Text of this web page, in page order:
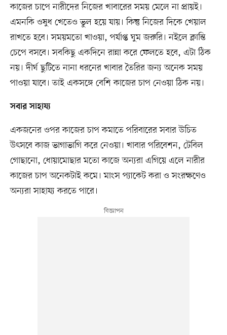
কাজের চাপে নারীদের নিজের খাবারের সময় মেলে না প্রায়ই।
এমনকি ওষুধ খেতেও ভুল হয়ে যায়। কিন্তু নিজের দিকে খেয়াল
রাখতে হবে। সময়মতো খাওয়া, পর্যাপ্ত ঘুম জরুরি। নইলে ক্লান্তি
চেপে বসবে। সবকিছু একদিনে রান্না করে ফেলতে হবে, এটা ঠিক
নয়। দীর্ঘ ছুটিতে নানা ধরনের খাবার তৈরির জন্য অনেক সময়
পাওয়া যাবে। তাই একসঙ্গে বেশি কাজের চাপ নেওয়া ঠিক নয়।
সবার সাহায্য
একজনের ওপর কাজের চাপ কমাতে পরিবারের সবার উচিত
উৎসবে কাজ ভাগাভাগি করে নেওয়া। খাবার পরিবেশন, টেবিল
গোছানো, ধোয়ামোছার মতো কাজে অন্যরা এগিয়ে এলে নারীর
কাজের চাপ অনেকটাই কমে। মাংস প্যাকেট করা ও সংরক্ষণেও
অন্যরা সাহায্য করতে পারে।